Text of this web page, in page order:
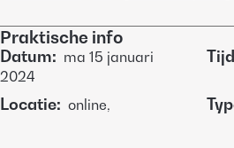
Praktische info
Datum: ma 15 januari
2024
Tijd
Locatie: online,